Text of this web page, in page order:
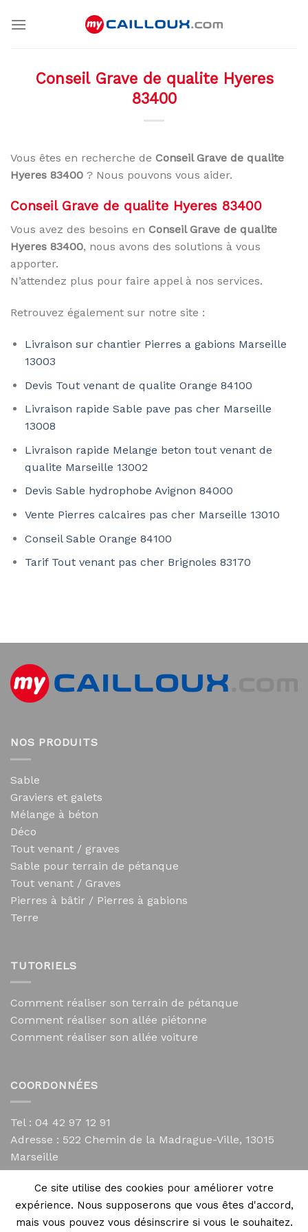
Conseil Grave de qualite Hyeres
83400
Vous êtes en recherche de Conseil Grave de qualite
Hyeres 83400 ? Nous pouvons vous aider.
Conseil Grave de qualite Hyeres 83400
Vous avez des besoins en Conseil Grave de qualite
Hyeres 83400, nous avons des solutions à vous
apporter.
N’attendez plus pour faire appel à nos services.
Retrouvez également sur notre site :
Livraison sur chantier Pierres a gabions Marseille
13003
Devis Tout venant de qualite Orange 84100
Livraison rapide Sable pave pas cher Marseille
13008
Livraison rapide Melange beton tout venant de
qualite Marseille 13002
Devis Sable hydrophobe Avignon 84000
Vente Pierres calcaires pas cher Marseille 13010
Conseil Sable Orange 84100
Tarif Tout venant pas cher Brignoles 83170
NOS PRODUITS
Sable
Graviers et galets
Mélange à béton
Déco
Tout venant / graves
Sable pour terrain de pétanque
Tout venant / Graves
Pierres à bâtir / Pierres à gabions
Terre
TUTORIELS
Comment réaliser son terrain de pétanque
Comment réaliser son allée piétonne
Comment réaliser son allée voiture
COORDONNÉES
Tel : 04 42 97 12 91
Adresse : 522 Chemin de la Madrague-Ville, 13015
Marseille
contact@mycailloux.com
Mentions légales
Ce site utilise des cookies pour améliorer votre
expérience. Nous supposerons que vous êtes d'accord,
mais vous pouvez vous désinscrire si vous le souhaitez.